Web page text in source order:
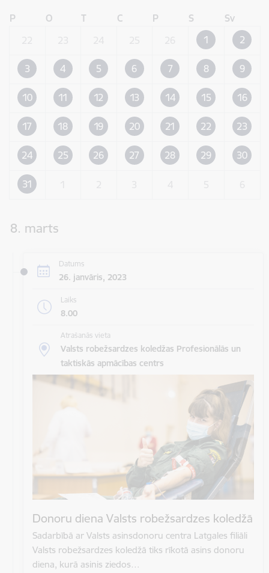
P O T C P S
Sv
1 2
3 4 5 6 7 8 9
10 11 12 13 14 15 16
17 18 19 20 21 22 23
24 25 26 27 28 29 30
31
8. marts
Datums
26. janvāris, 2023
Laiks
8.00
Atrašanās vieta
Valsts robežsardzes koledžas Profesionālās un
taktiskās apmācības centrs
Donoru diena Valsts robežsardzes koledžā
Sadarbībā ar Valsts asinsdonoru centra Latgales filiāli
Valsts robežsardzes koledžā tiks rīkotā asins donoru
diena, kurā asinis ziedos…